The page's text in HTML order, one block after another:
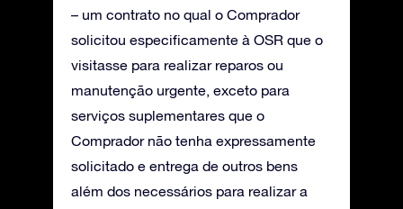
– um contrato no qual o Comprador
solicitou especificamente à OSR que o
visitasse para realizar reparos ou
manutenção urgente, exceto para
serviços suplementares que o
Comprador não tenha expressamente
solicitado e entrega de outros bens
além dos necessários para realizar a